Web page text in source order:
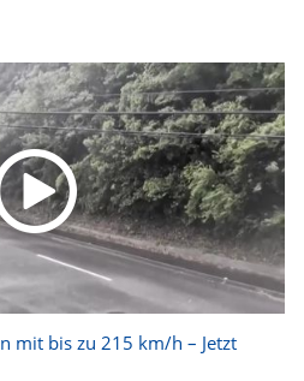
mit bis zu 215 km/h – Jetzt